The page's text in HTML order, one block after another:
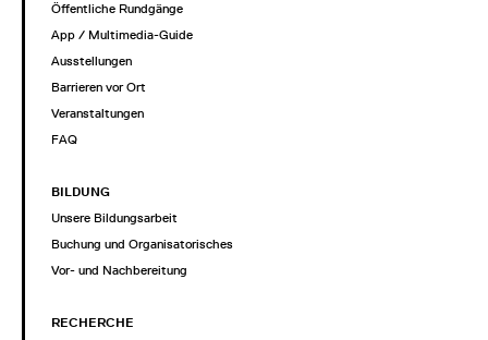
Öffentliche Rundgänge
App / Multimedia-Guide
Ausstellungen
Barrieren vor Ort
Veranstaltungen
FAQ
BILDUNG
Unsere Bildungsarbeit
Buchung und Organisatorisches
Vor- und Nachbereitung
RECHERCHE